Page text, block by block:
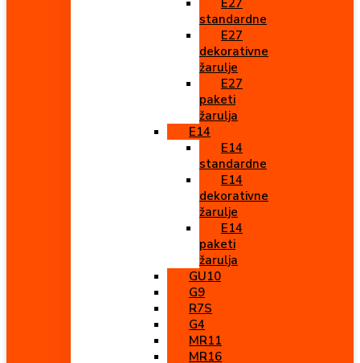
E27
standardne
E27
dekorativne
žarulje
E27
paketi
žarulja
E14
E14
standardne
E14
dekorativne
žarulje
E14
paketi
žarulja
GU10
G9
R7S
G4
MR11
MR16